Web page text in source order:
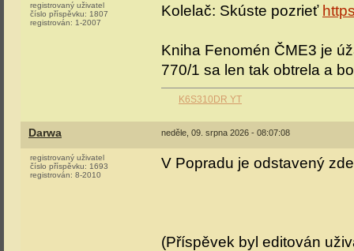
registrovaný uživatel
číslo příspěvku: 1807
registrován: 1-2007
Kolelač: Skúste pozrieť
Kniha Fenomén ČME3 je
770/1 sa len tak obtrela a
K6S310DR YT
Darwa neděle, 09. srpna 2026 - 08:07:08
registrovaný uživatel
číslo příspěvku: 1693
registrován: 8-2010
V Popradu je odstavený
(Příspěvek byl editován